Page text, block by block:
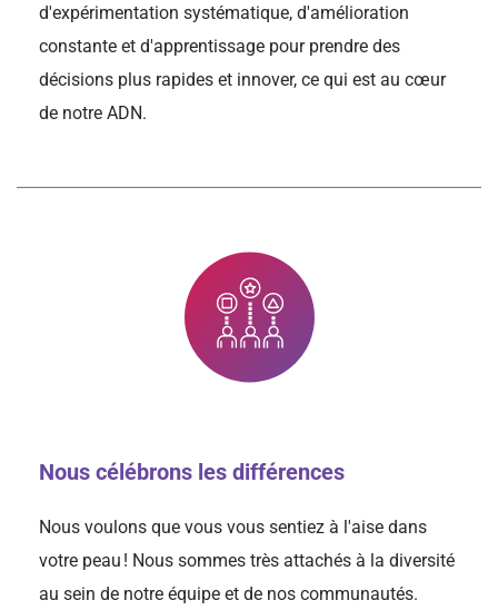
d'expérimentation systématique, d'amélioration
constante et d'apprentissage pour prendre des
décisions plus rapides et innover, ce qui est au cœur
de notre ADN.
Nous célébrons les différences
Nous voulons que vous vous sentiez à l'aise dans
votre peau ! Nous sommes très attachés à la diversité
au sein de notre équipe et de nos communautés.